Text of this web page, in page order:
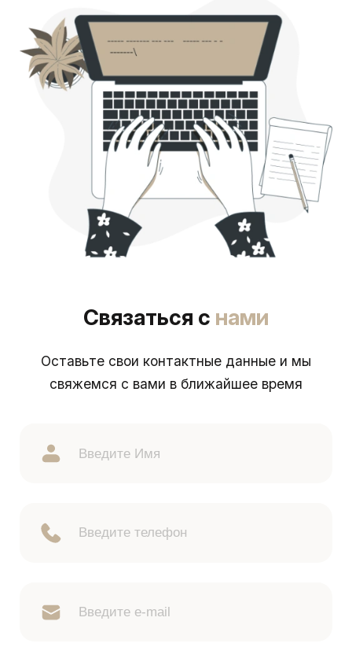
Связаться с нами
Оставьте свои контактные данные и мы
свяжемся с вами в ближайшее время